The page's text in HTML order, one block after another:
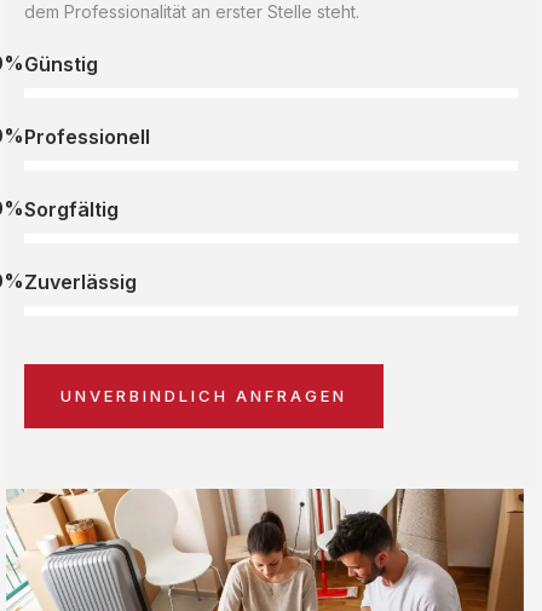
dem Professionalität an erster Stelle steht.
Günstig
Professionell
Sorgfältig
Zuverlässig
UNVERBINDLICH ANFRAGEN